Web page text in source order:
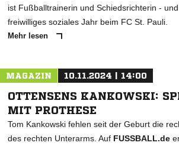
ist Fußballtrainerin und Schiedsrichterin -
freiwilliges soziales Jahr beim FC St. Pauli.
Mehr lesen
MAGAZIN 10.11.2024 | 14:00
OTTENSENS KANKOWSKI:
MIT PROTHESE
Tom Kankowski fehlen seit der Geburt die
des rechten Unterarms. Auf FUSSBALL.de